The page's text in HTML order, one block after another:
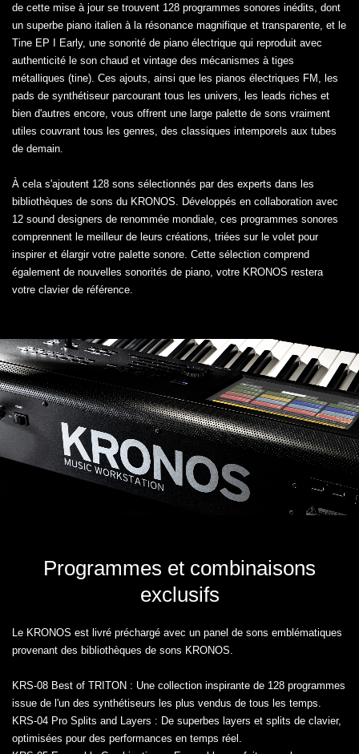
de cette mise à jour se trouvent 128 programmes sonores inédits, dont
un superbe piano italien à la résonance magnifique et transparente, et le
Tine EP I Early, une sonorité de piano électrique qui reproduit avec
authenticité le son chaud et vintage des mécanismes à tiges
métalliques (tine). Ces ajouts, ainsi que les pianos électriques FM, les
pads de synthétiseur parcourant tous les univers, les leads riches et
bien d'autres encore, vous offrent une large palette de sons vraiment
utiles couvrant tous les genres, des classiques intemporels aux tubes
de demain.
À cela s'ajoutent 128 sons sélectionnés par des experts dans les
bibliothèques de sons du KRONOS. Développés en collaboration avec
12 sound designers de renommée mondiale, ces programmes sonores
comprennent le meilleur de leurs créations, triées sur le volet pour
inspirer et élargir votre palette sonore. Cette sélection comprend
également de nouvelles sonorités de piano, votre KRONOS restera
votre clavier de référence.
Programmes et combinaisons
exclusifs
Le KRONOS est livré préchargé avec un panel de sons emblématiques
provenant des bibliothèques de sons KRONOS.
KRS-08 Best of TRITON : Une collection inspirante de 128 programmes
issue de l'un des synthétiseurs les plus vendus de tous les temps.
KRS-04 Pro Splits and Layers : De superbes layers et splits de clavier,
optimisées pour des performances en temps réel.